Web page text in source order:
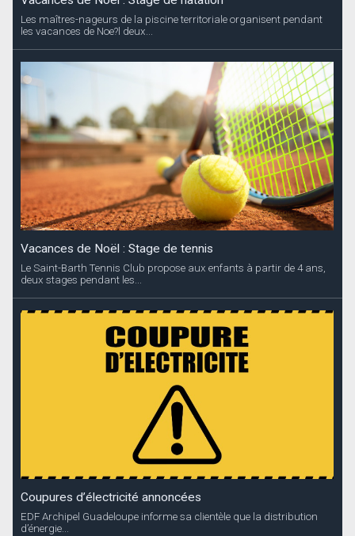
Les maîtres-nageurs de la piscine territoriale organisent pendant
les vacances de Noe?l deux...
Vacances de Noël : Stage de tennis
Le Saint-Barth Tennis Club propose aux enfants à partir de 4 ans,
deux stages pendant les...
Coupures d’électricité annoncées
EDF Archipel Guadeloupe informe sa clientèle que la distribution
d’énergie...